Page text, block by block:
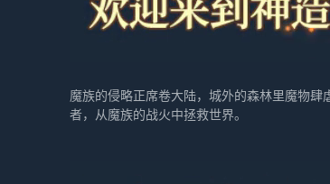
魔族的侵略正席卷大陆，城外的森林里魔物
者，从魔族的战火中拯救世界。